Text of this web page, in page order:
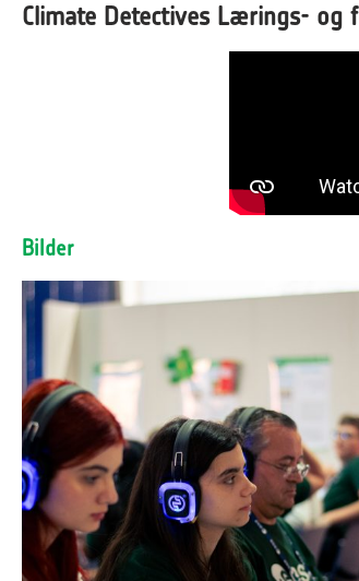
Climate Detectives Lærings- og
Bilder